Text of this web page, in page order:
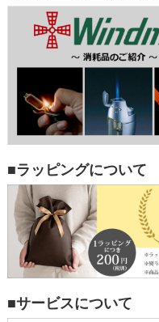
■ラッピングについて
■サービスについて